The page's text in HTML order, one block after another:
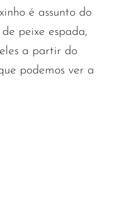
é assunto do
peixe espada,
eles a partir do
podemos ver a